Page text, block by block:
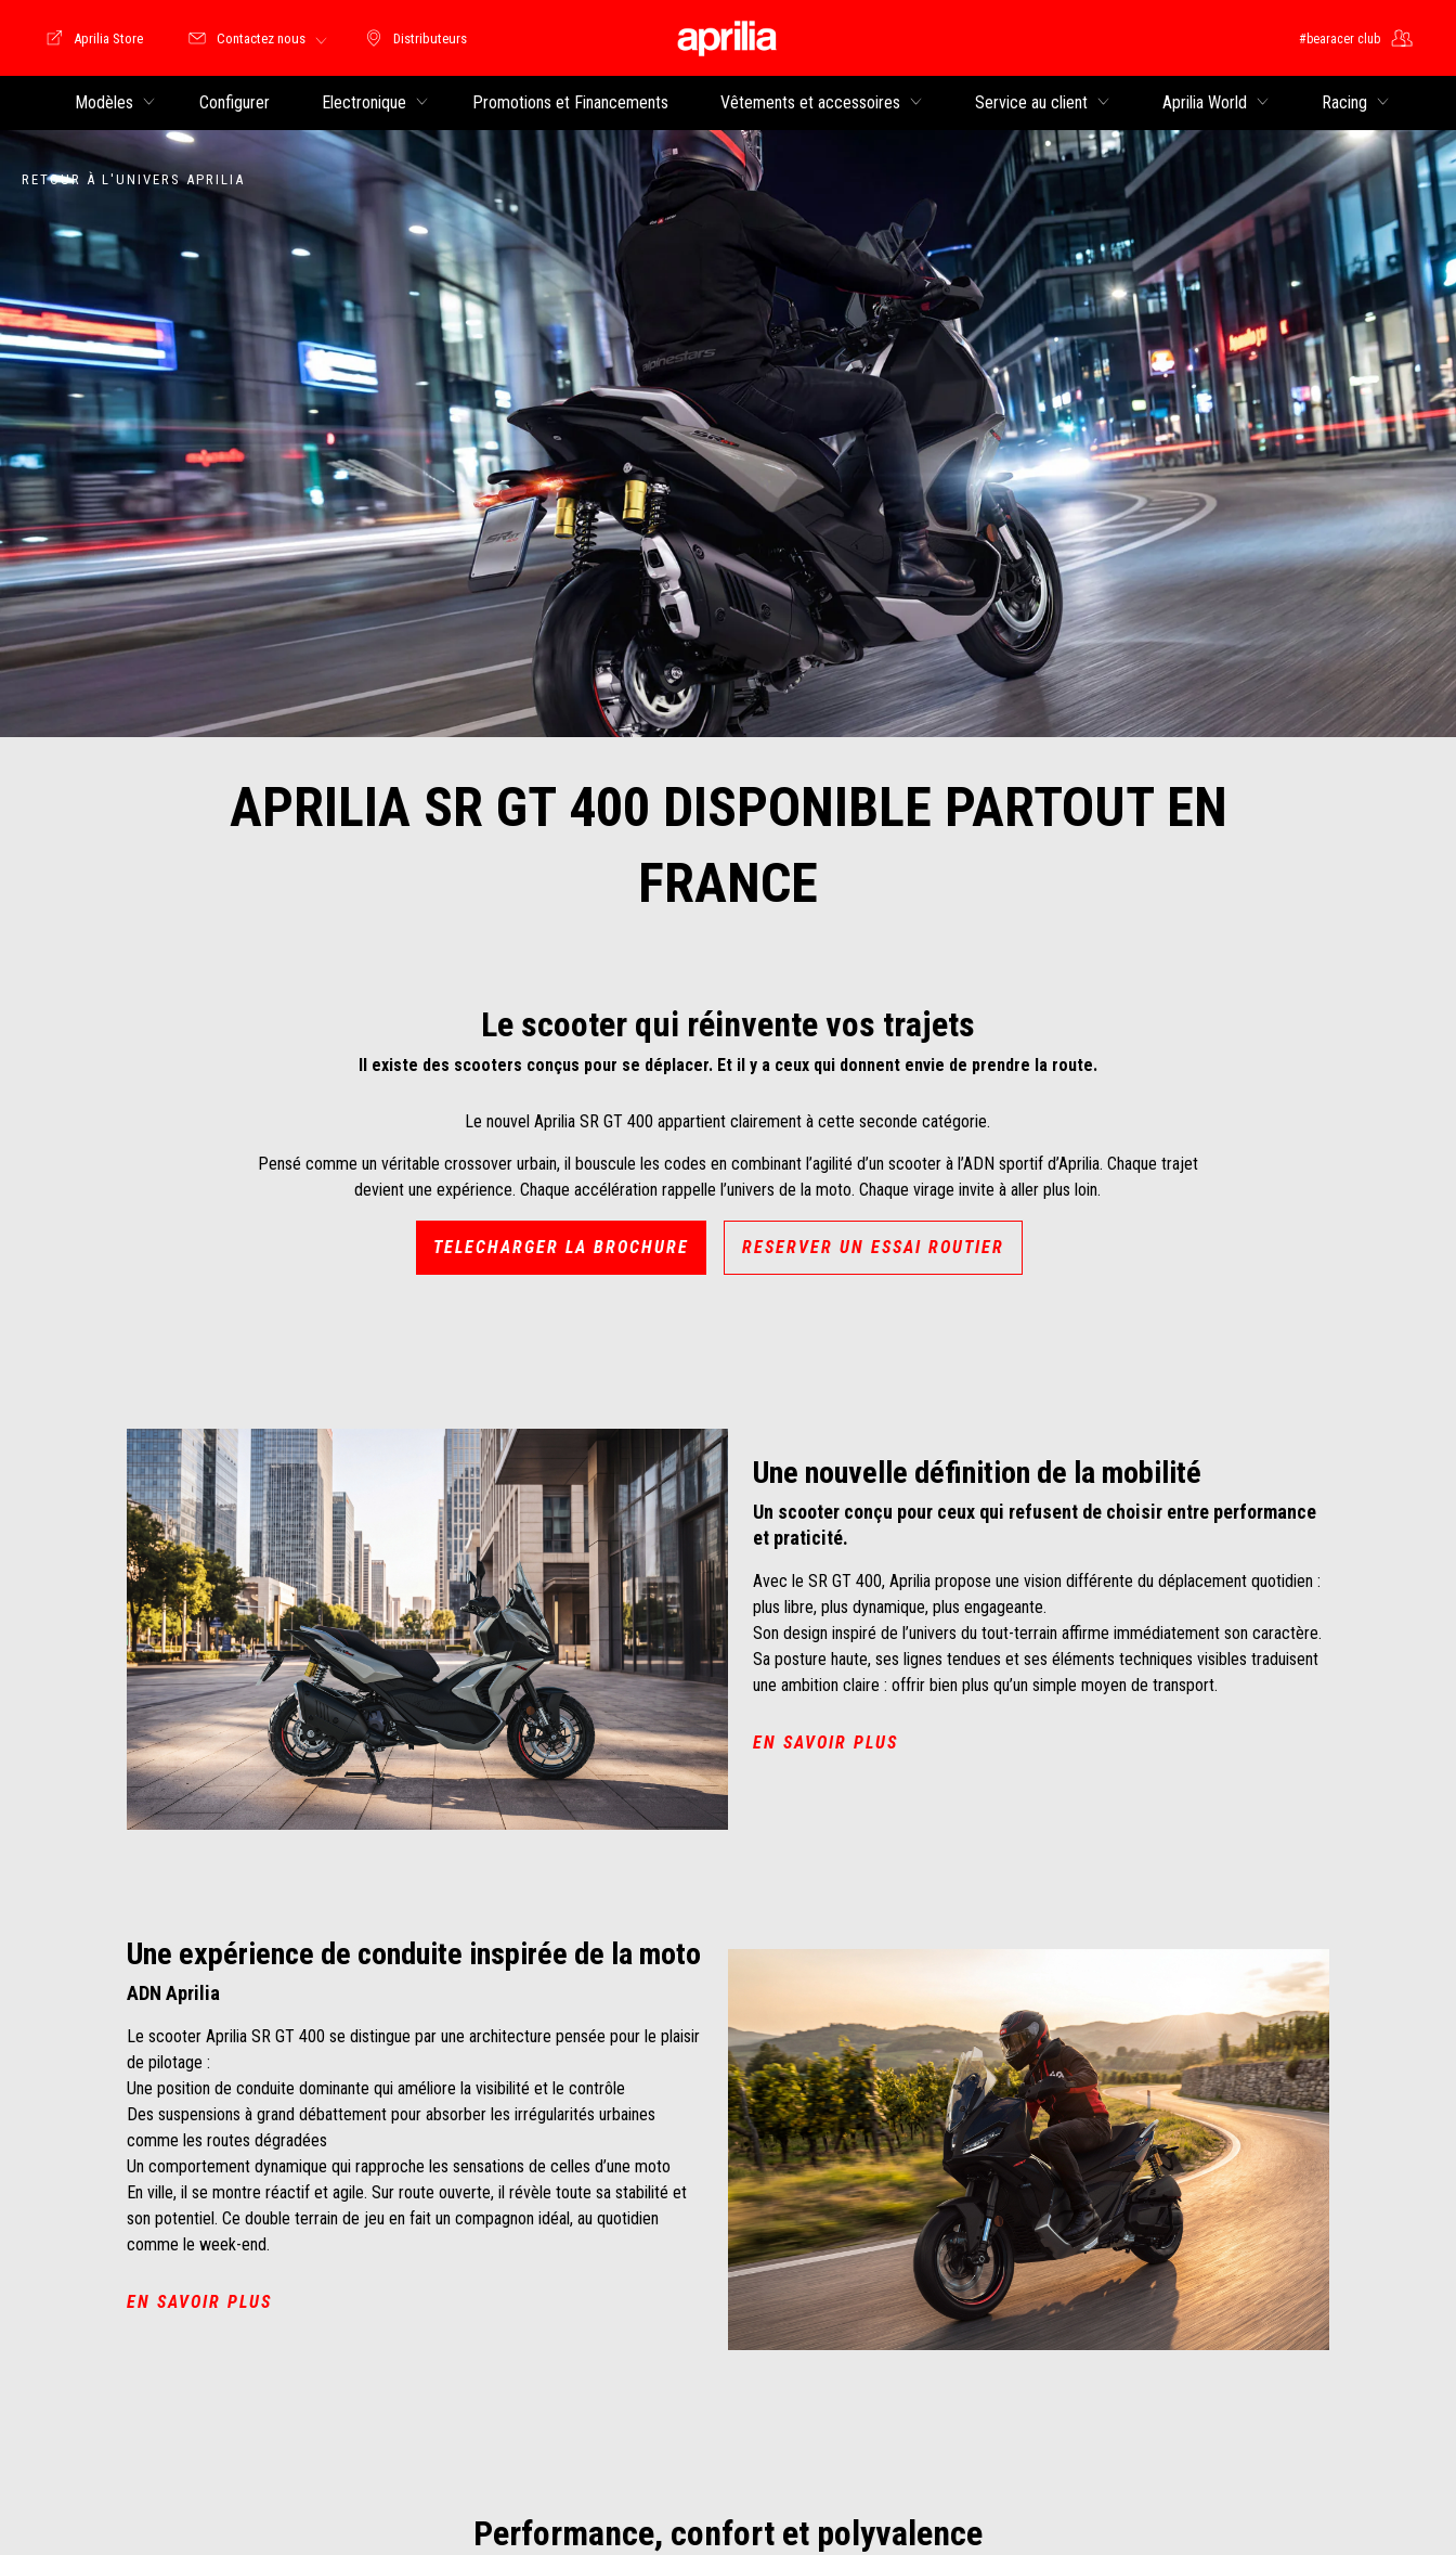
Distributeurs
Distributeurs
Store Motoguzzi
Aprilia Store Contactez nous #bearacer club
Modèles Configurer Electronique Promotions et Financements Vêtements et accessoires Service au client Aprilia World Racing
RETOUR À L'UNIVERS APRILIA
APRILIA SR GT 400 DISPONIBLE PARTOUT EN
FRANCE
Le scooter qui réinvente vos trajets
Il existe des scooters conçus pour se déplacer. Et il y a ceux qui donnent envie de prendre la route.
Le nouvel Aprilia SR GT 400 appartient clairement à cette seconde catégorie.
Pensé comme un véritable crossover urbain, il bouscule les codes en combinant l’agilité d’un scooter à l’ADN sportif d’Aprilia. Chaque trajet
devient une expérience. Chaque accélération rappelle l’univers de la moto. Chaque virage invite à aller plus loin.
TELECHARGER LA BROCHURE RESERVER UN ESSAI ROUTIER
Une nouvelle définition de la mobilité
Un scooter conçu pour ceux qui refusent de choisir entre performance
et praticité.
Avec le SR GT 400, Aprilia propose une vision différente du déplacement quotidien :
plus libre, plus dynamique, plus engageante.
Son design inspiré de l’univers du tout-terrain affirme immédiatement son caractère.
Sa posture haute, ses lignes tendues et ses éléments techniques visibles traduisent
une ambition claire : offrir bien plus qu’un simple moyen de transport.
EN SAVOIR PLUS
Une expérience de conduite inspirée de la moto
ADN Aprilia
Le scooter Aprilia SR GT 400 se distingue par une architecture pensée pour le plaisir
de pilotage :
Une position de conduite dominante qui améliore la visibilité et le contrôle
Des suspensions à grand débattement pour absorber les irrégularités urbaines
comme les routes dégradées
Un comportement dynamique qui rapproche les sensations de celles d’une moto
En ville, il se montre réactif et agile. Sur route ouverte, il révèle toute sa stabilité et
son potentiel. Ce double terrain de jeu en fait un compagnon idéal, au quotidien
comme le week-end.
EN SAVOIR PLUS
Performance, confort et polyvalence